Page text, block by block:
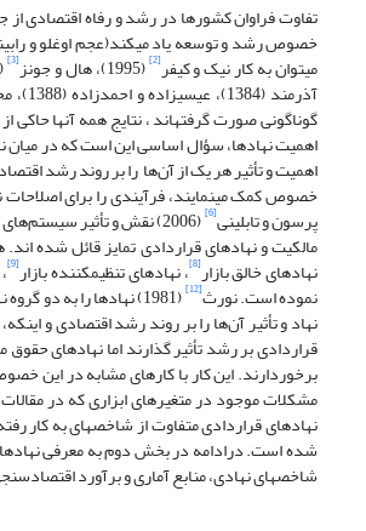
تفاوت فراوان کشورها در رشد و رفاه اقتصادی
خصوص رشد و توسعه یاد می­کند(عجم اوغلو و
می­توان به کار نیک و کیفر[2] (1995)، هال و جونز [3] (1999)، عجم­اوغلو و همکارانش (2001)، استرلی و لوین
اهمیت نهادها، سؤال اساسی این است که در میان
اهمیت و تأثیر هر یک از آن‌ها را بر روند رشد
خصوص کمک می­نمایند، فرآیندی را برای اصلاحات
پرسون و تابلینی[6]
مالکیت و نهادهای قراردادی تمایز قائل شده‌
نهادهای خالق بازار[8] ، نهادهای تنظیم­کننده بازار[9]
نموده است. نورث[12] (1981) نهادها را به دو گروه نهادهای حمایت­کننده از حقوق مالکیت
نهاد و تأثیر آن‌ها را بر روند رشد اقتصادی و
قراردادی بر رشد تأثیر گذارند اما نهادهای
برخوردارند. این کار با کار­های مشابه در این
نهادهای قراردادی متفاوت از شاخص­های به کار
شده است. درادامه در بخش دوم به معرفی
شاخص­های نهادی، منابع آماری و برآورد